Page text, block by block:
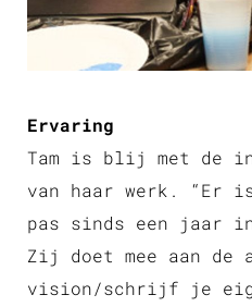
Ervaring
Tam is blij met de
van haar werk. “Er
pas sinds een jaar
Zij doet mee aan
vision/schrijf je